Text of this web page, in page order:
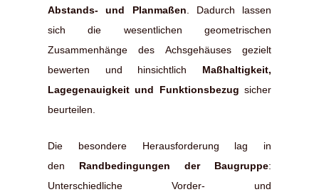
Abstands- und Planmaßen. Dadurch lassen
sich die wesentlichen geometrischen
Zusammenhänge des Achsgehäuses gezielt
bewerten und hinsichtlich Maßhaltigkeit,
Lagegenauigkeit und Funktionsbezug sicher
beurteilen.
Die besondere Herausforderung lag in
den Randbedingungen der Baugruppe:
Unterschiedliche Vorder- und